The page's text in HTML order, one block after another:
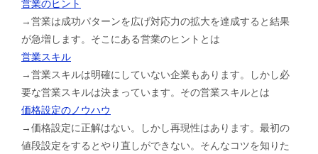
営業のヒント
→営業は成功パターンを広げ対応力の拡大を達成すると結果
が急増します。そこにある営業のヒントとは
営業スキル
→営業スキルは明確にしていない企業もあります。しかし必
要な営業スキルは決まっています。その営業スキルとは
価格設定のノウハウ
→価格設定に正解はない。しかし再現性はあります。最初の
値段設定をするとやり直しができない。そんなコツを知りた